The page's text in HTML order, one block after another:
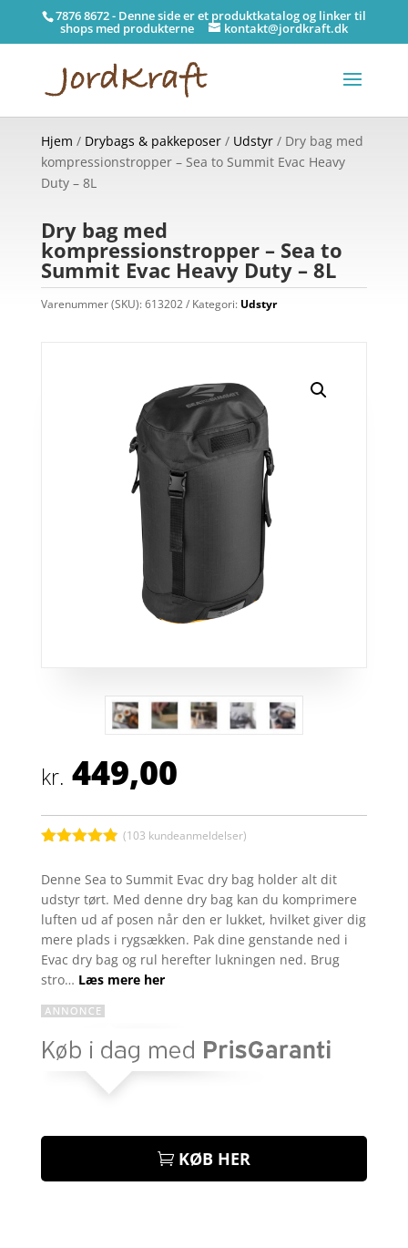
7876 8672 - Denne side er et produktkatalog og linker til
shops med produkterne kontakt@jordkraft.dk
Hjem / Drybags & pakkeposer/ Udstyr/ Dry bag med
kompressionstropper – Sea to Summit Evac Heavy
Duty – 8L
Dry bag med
kompressionstropper – Sea to
Summit Evac Heavy Duty – 8L
Varenummer (SKU):613202 Kategori: Udstyr
kr. 449,00
ud af 5
baseret på
kundebedøm
melser
(103 kundeanmeldelser)
Denne Sea to Summit Evac dry bag holder alt dit
udstyr tørt. Med denne dry bag kan du komprimere
luften ud af posen når den er lukket, hvilket giver dig
mere plads i rygsækken. Pak dine genstande ned i
Evac dry bag og rul herefter lukningen ned. Brug
stro… Læs mere her
KØB HER